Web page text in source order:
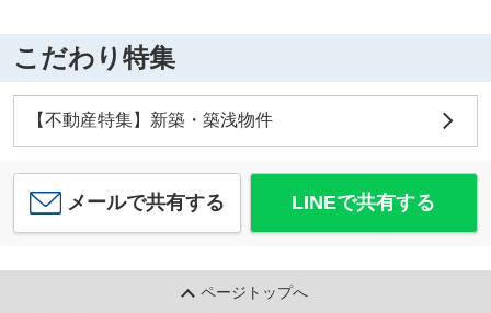
こだわり特集
【不動産特集】新築・築浅物件
メールで共有する LINEで共有する
ページトップへ